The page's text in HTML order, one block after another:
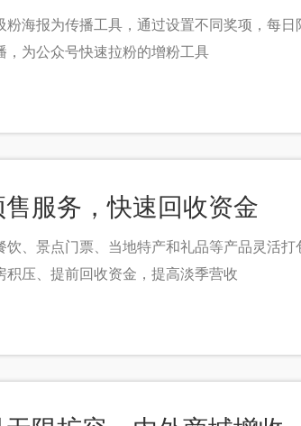
粉海报为传播工具，通过设置不同奖项，每
，为公众号快速拉粉的增粉工具
服务，快速回收资金
饮、景点门票、当地特产和礼品等产品灵活
积压、提前回收资金，提高淡季营收